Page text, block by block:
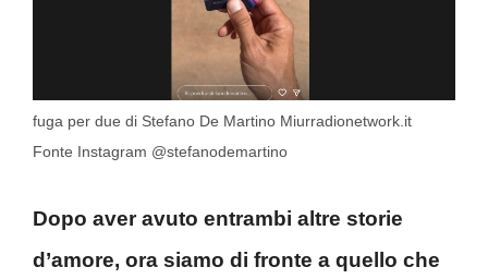
fuga per due di Stefano De Martino Miurradionetwork.it
Fonte Instagram @stefanodemartino
Dopo aver avuto entrambi altre storie
d’amore, ora siamo di fronte a quello che